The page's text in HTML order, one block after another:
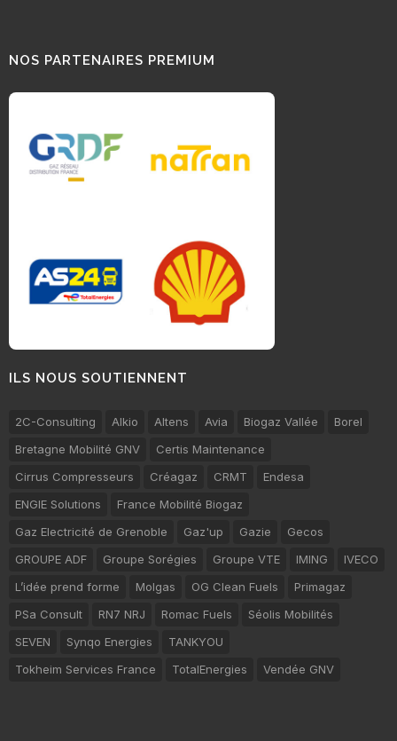
NOS PARTENAIRES PREMIUM
ILS NOUS SOUTIENNENT
2C-Consulting Alkio Altens Avia Biogaz Vallée
Borel
Bretagne Mobilité GNV
Certis Maintenance
Cirrus Compresseurs
Créagaz CRMT
Endesa
ENGIE Solutions
France Mobilité Biogaz
Gaz Electricité de Grenoble
Gaz'up Gazie
Gecos
GROUPE ADF
Groupe Sorégies Groupe VTE IMING
IVECO
L’idée prend forme
Molgas OG Clean Fuels
Primagaz
PSa Consult
RN7 NRJ Romac Fuels
Séolis Mobilités
SEVEN
Synqo Energies
TANKYOU
Tokheim Services France
TotalEnergies Vendée GNV